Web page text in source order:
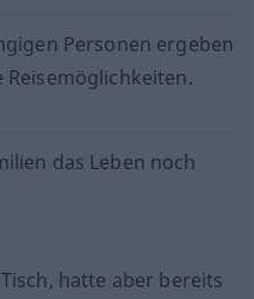
Personen ergeben
das Leben noch
hatte aber bereits